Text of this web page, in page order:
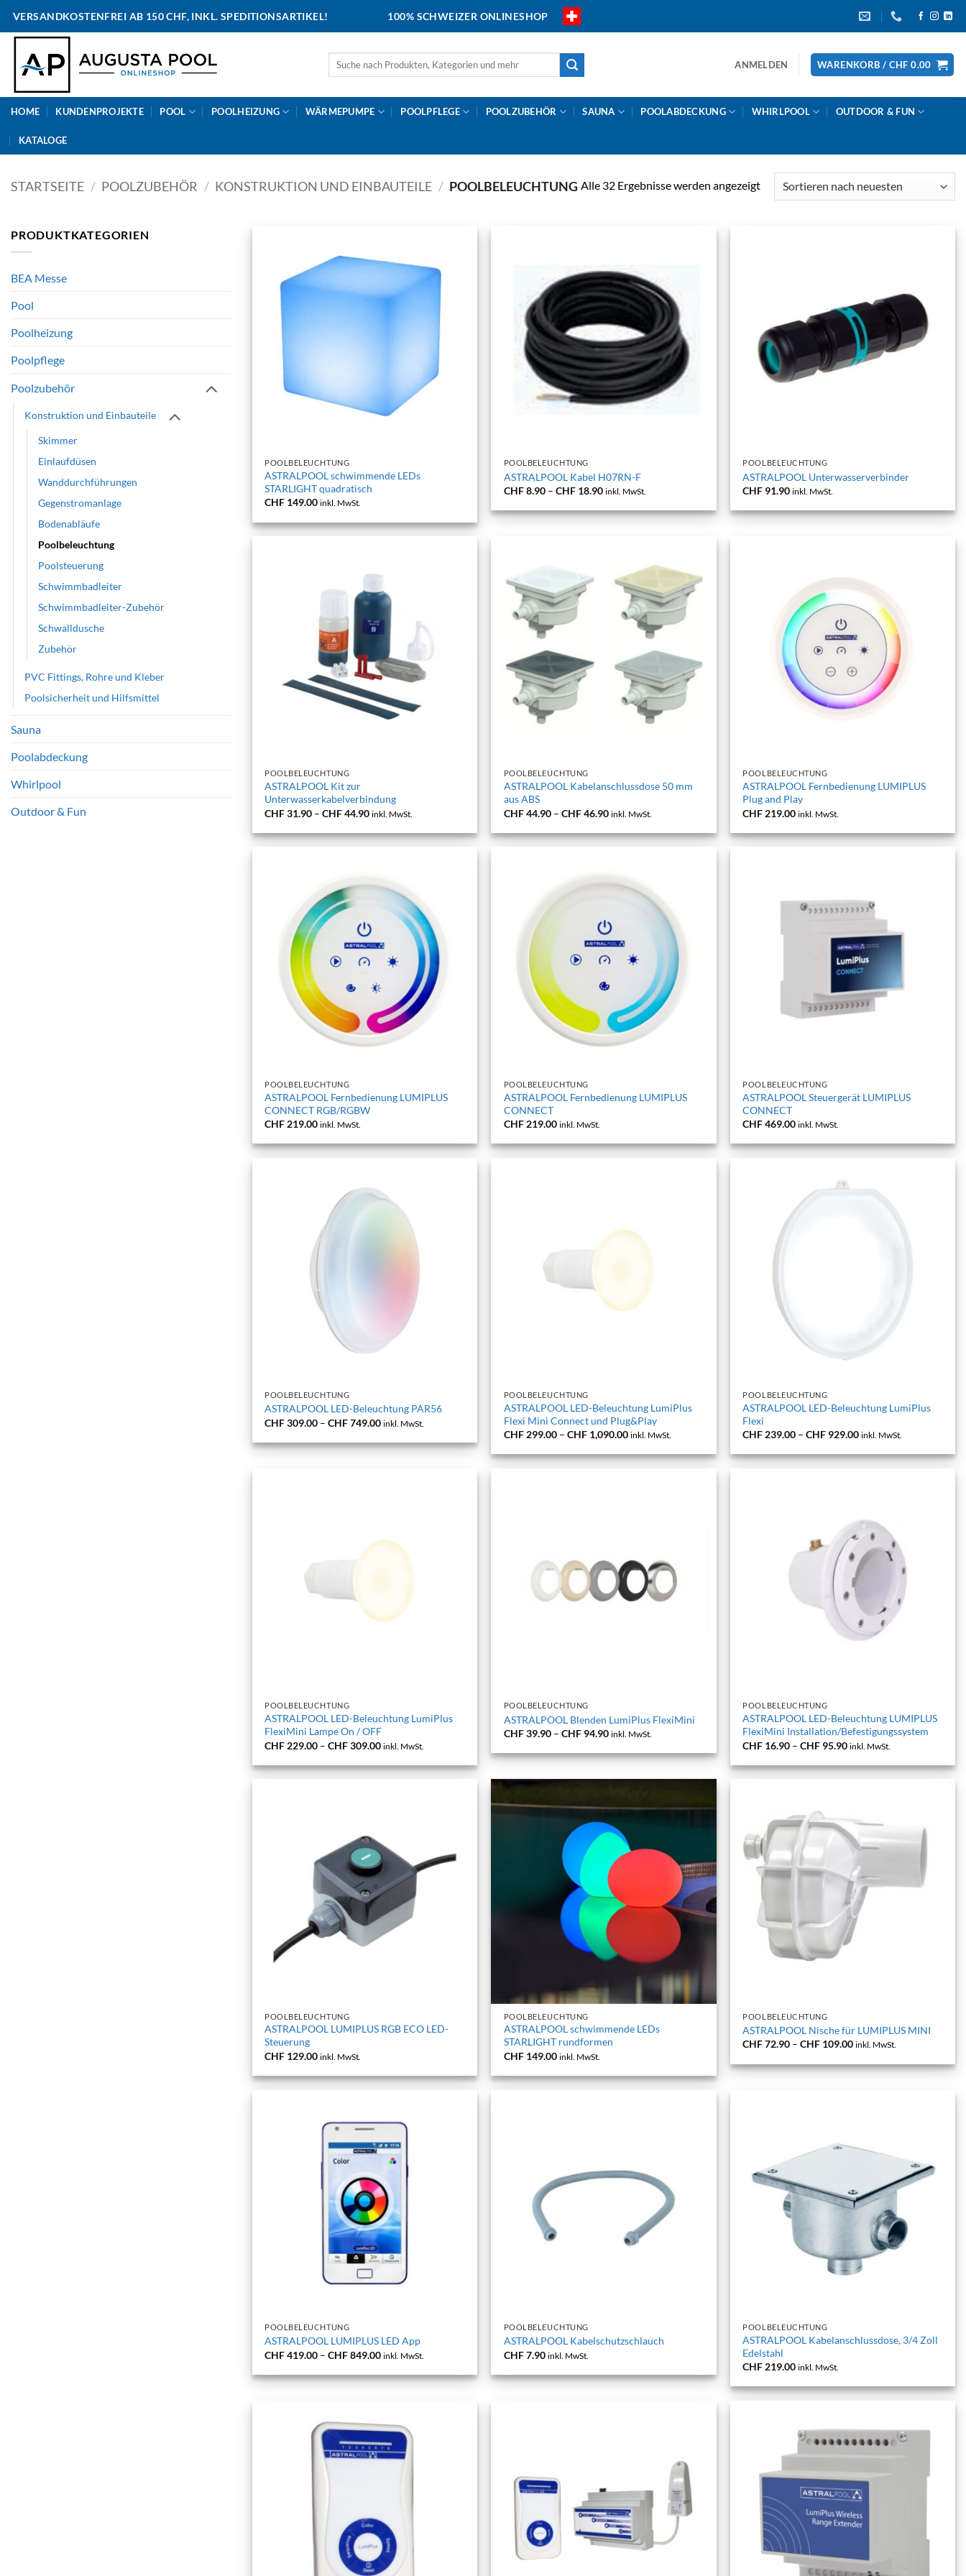
VERSANDKOSTENFREI AB 150 CHF, INKL. SPEDITIONSARTIKEL! 100% SCHWEIZER ONLINESHOP
Suche
ANMELDEN WARENKORB / CHF 0.00
HOME KUNDENPROJEKTE POOL POOLHEIZUNG WÄRMEPUMPE POOLPFLEGE POOLZUBEHÖR SAUNA POOLABDECKUNG WHIRLPOOL OUTDOOR & FUN
KATALOGE
STARTSEITE / POOLZUBEHÖR / KONSTRUKTION UND EINBAUTEILE / POOLBELEUCHTUNG Alle 32 Ergebnisse werden angezeigtNach
Aktualität
PRODUKTKATEGORIEN
BEA Messe
Pool
Poolheizung
Poolpflege
Poolzubehör
Konstruktion und Einbauteile
Skimmer
Einlaufdüsen
Wanddurchführungen
Gegenstromanlage
Bodenabläufe
Poolbeleuchtung
Poolsteuerung
Schwimmbadleiter
Schwimmbadleiter-Zubehör
Schwalldusche
Zubehör
PVC Fittings, Rohre und Kleber
Poolsicherheit und Hilfsmittel
Sauna
Poolabdeckung
Whirlpool
Outdoor & Fun
POOLBELEUCHTUNG
ASTRALPOOL schwimmende LEDs
STARLIGHT quadratisch
CHF 149.00 inkl. MwSt.
POOLBELEUCHTUNG
ASTRALPOOL Kabel H07RN-F
CHF8.90 – CHF18.90Preisspanne:
bis
CHF 18.90
inkl. MwSt.
POOLBELEUCHTUNG
ASTRALPOOL Unterwasserverbinder
CHF 91.90 inkl. MwSt.
POOLBELEUCHTUNG
ASTRALPOOL Kit zur
Unterwasserkabelverbindung
CHF31.90 –CHF44.90Preisspanne:
bis
CHF 44.90
inkl. MwSt.
POOLBELEUCHTUNG
ASTRALPOOL Kabelanschlussdose 50 mm
aus ABS
CHF44.90 – CHF46.90Preisspanne:
bis
CHF 46.90
inkl. MwSt.
POOLBELEUCHTUNG
ASTRALPOOL Fernbedienung LUMIPLUS
Plug and Play
CHF 219.00 inkl. MwSt.
POOLBELEUCHTUNG
ASTRALPOOL Fernbedienung LUMIPLUS
CONNECT RGB/RGBW
CHF 219.00 inkl. MwSt.
POOLBELEUCHTUNG
ASTRALPOOL Fernbedienung LUMIPLUS
CONNECT
CHF219.00 inkl. MwSt.
POOLBELEUCHTUNG
ASTRALPOOL Steuergerät LUMIPLUS
CONNECT
CHF469.00 inkl. MwSt.
POOLBELEUCHTUNG
ASTRALPOOL LED-Beleuchtung PAR56
CHF309.00 –CHF749.00Preisspanne:
bis
CHF 749.00
inkl. MwSt.
POOLBELEUCHTUNG
ASTRALPOOL LED-Beleuchtung LumiPlus
Flexi Mini Connect und Plug&Play
CHF299.00 – CHF1,090.00Preisspanne:
bis
CHF 1,090.00
inkl. MwSt.
POOLBELEUCHTUNG
ASTRALPOOL LED-Beleuchtung LumiPlus
Flexi
CHF 239.00 –CHF 929.00Preisspanne:
bis
CHF 929.00
inkl. MwSt.
POOLBELEUCHTUNG
ASTRALPOOL LED-Beleuchtung LumiPlus
FlexiMini Lampe On / OFF
CHF 229.00 –CHF309.00Preisspanne:
bis
CHF 309.00
inkl. MwSt.
POOLBELEUCHTUNG
ASTRALPOOL Blenden LumiPlus FlexiMini
CHF39.90 – CHF94.90Preisspanne:
bis
CHF 94.90
inkl. MwSt.
POOLBELEUCHTUNG
ASTRALPOOL LED-Beleuchtung LUMIPLUS
FlexiMini Installation/Befestigungssystem
CHF 16.90 –CHF 95.90Preisspanne:
bis
CHF 95.90
inkl. MwSt.
POOLBELEUCHTUNG
ASTRALPOOL LUMIPLUS RGB ECO LED-
Steuerung
CHF 129.00 inkl. MwSt.
POOLBELEUCHTUNG
ASTRALPOOL schwimmende LEDs
STARLIGHT rundformen
CHF149.00 inkl. MwSt.
POOLBELEUCHTUNG
ASTRALPOOL Nische für LUMIPLUS MINI
CHF72.90 –CHF 109.00Preisspanne:
bis
CHF 109.00
inkl. MwSt.
POOLBELEUCHTUNG
ASTRALPOOL LUMIPLUS LED App
CHF419.00 –CHF849.00Preisspanne:
bis
CHF 849.00
inkl. MwSt.
POOLBELEUCHTUNG
ASTRALPOOL Kabelschutzschlauch
CHF7.90 inkl. MwSt.
POOLBELEUCHTUNG
ASTRALPOOL Kabelanschlussdose, 3/4 Zoll
Edelstahl
CHF 219.00 inkl. MwSt.